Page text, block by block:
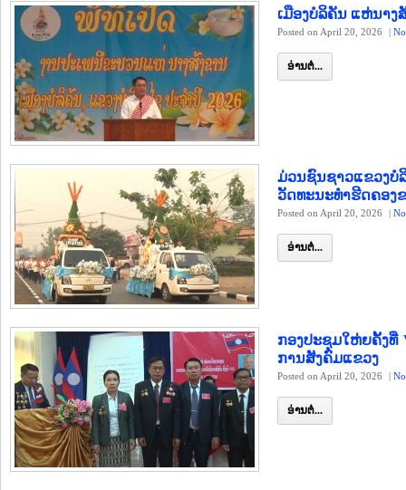
ເມືອງບໍລິຄັນ ແຫ່ນາງ
Posted on April 20, 2026 |
ອ່ານຕໍ່...
ມ່ວນຊົນຊາວແຂວ
ວັດທະນະທຳຮີດຄອງ
Posted on April 20, 2026 |
ອ່ານຕໍ່...
ກອງປະຊຸມໃຫ່ຍຄັ້ງ
ການສັງຄົມແຂວງ
Posted on April 20, 2026 |
ອ່ານຕໍ່...